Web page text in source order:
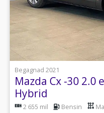
Begagnad 2021
Mazda Cx -30 2.0
Hybrid
2 655 mil Bensin